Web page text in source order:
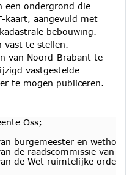
een ondergrond die
kaart, aangevuld met
bebouwing.
vast te stellen.
van Noord-Brabant te
vastgestelde
te mogen publiceren.
Oss;
burgemeester en
de raadscommissie van 14
de Wet ruimtelijke